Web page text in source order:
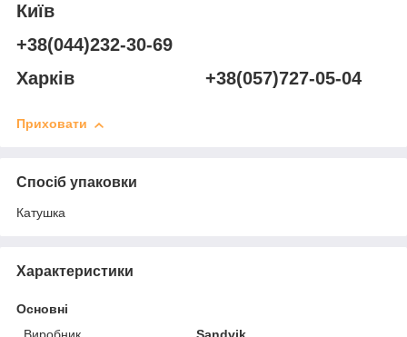
Київ
+38(044)232-30-69
Харків +38(057)727-05-04
Приховати
Спосіб упаковки
Катушка
Характеристики
Основні